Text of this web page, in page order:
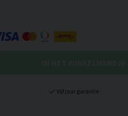
Vijf jaar garantie